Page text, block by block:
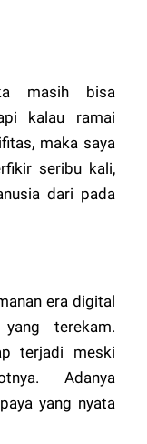
masih bisa
kalau ramai
maka saya
seribu kali,
dari pada
era digital
terekam.
terjadi meski
Adanya
yang nyata